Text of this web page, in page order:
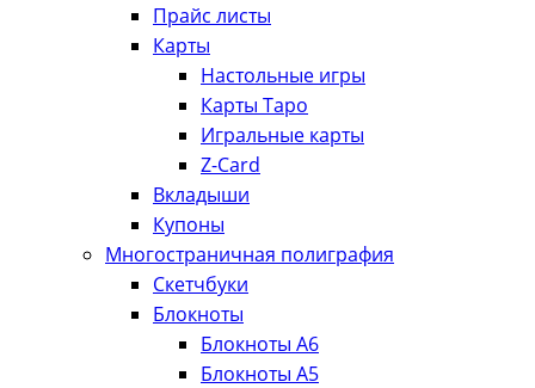
Прайс листы
Карты
Настольные игры
Карты Таро
Игральные карты
Z-Card
Вкладыши
Купоны
Многостраничная полиграфия
Скетчбуки
Блокноты
Блокноты А6
Блокноты А5